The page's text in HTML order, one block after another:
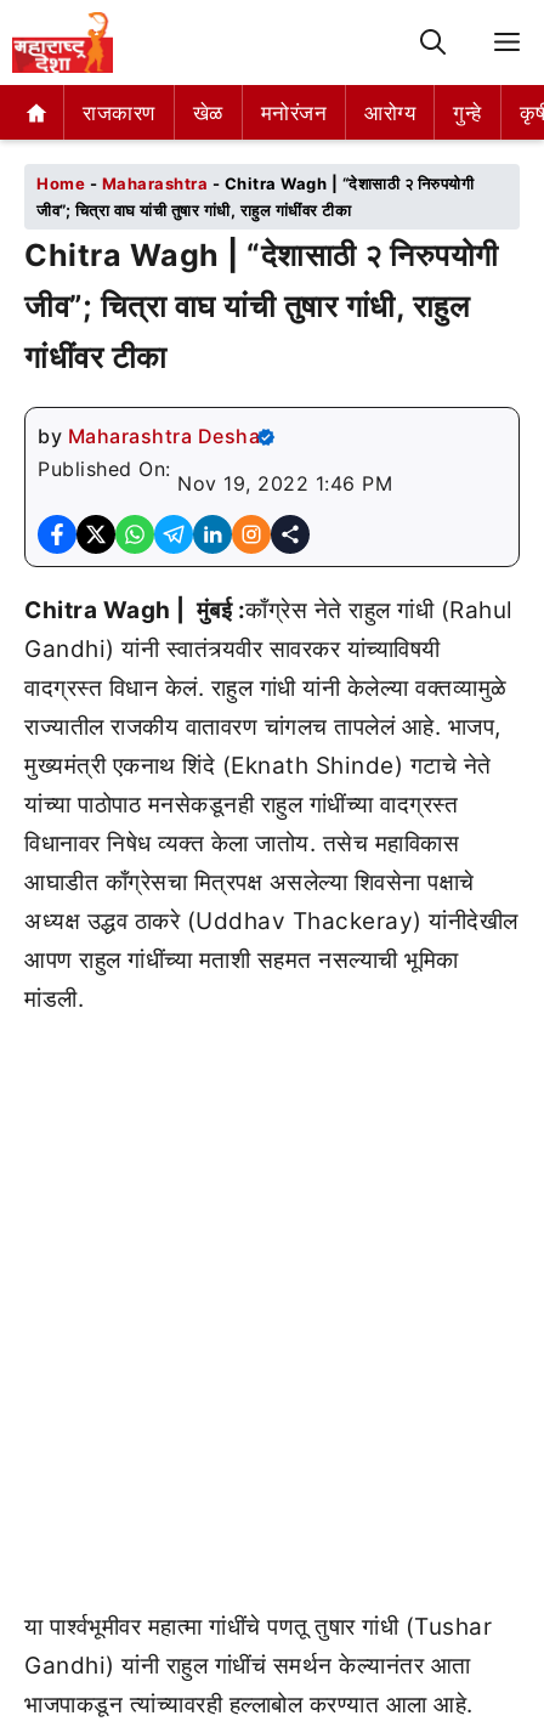
राजकारण खेळ मनोरंजन आरोग्य गुन्हे
राजकारण खेळ मनोरंजन आरोग्य गुन्हे
Home - Maharashtra - Chitra Wagh | “देशासाठी २ निरुपयोगी
जीव”; चित्रा वाघ यांची तुषार गांधी, राहुल गांधींवर टीका
Chitra Wagh | “देशासाठी २ निरुपयोगी
जीव”; चित्रा वाघ यांची तुषार गांधी, राहुल
गांधींवर टीका
by Maharashtra Desha
Published On:
Nov 19, 2022 1:46 PM
Chitra Wagh | मुंबई :काँग्रेस नेते राहुल गांधी (Rahul
Gandhi) यांनी स्वातंत्र्यवीर सावरकर यांच्याविषयी
वादग्रस्त विधान केलं. राहुल गांधी यांनी केलेल्या वक्तव्यामुळे
राज्यातील राजकीय वातावरण चांगलच तापलेलं आहे. भाजप,
मुख्यमंत्री एकनाथ शिंदे (Eknath Shinde) गटाचे नेते
यांच्या पाठोपाठ मनसेकडूनही राहुल गांधींच्या वादग्रस्त
विधानावर निषेध व्यक्त केला जातोय. तसेच महाविकास
आघाडीत काँग्रेसचा मित्रपक्ष असलेल्या शिवसेना पक्षाचे
अध्यक्ष उद्धव ठाकरे (Uddhav Thackeray) यांनीदेखील
आपण राहुल गांधींच्या मताशी सहमत नसल्याची भूमिका
मांडली.
या पार्श्वभूमीवर महात्मा गांधींचे पणतू तुषार गांधी (Tushar
Gandhi) यांनी राहुल गांधींचं समर्थन केल्यानंतर आता
भाजपाकडून त्यांच्यावरही हल्लाबोल करण्यात आला आहे.